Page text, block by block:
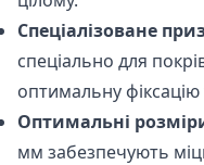
Спеціалізоване
спеціально для
оптимальну фіксацію
Оптимальні
мм забезпечують